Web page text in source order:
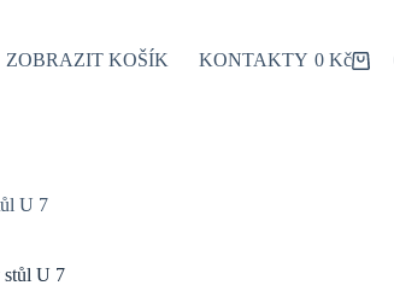
ZOBRAZIT KOŠÍK KONTAKTYShopping
0 Kč
U 7
stůl U 7